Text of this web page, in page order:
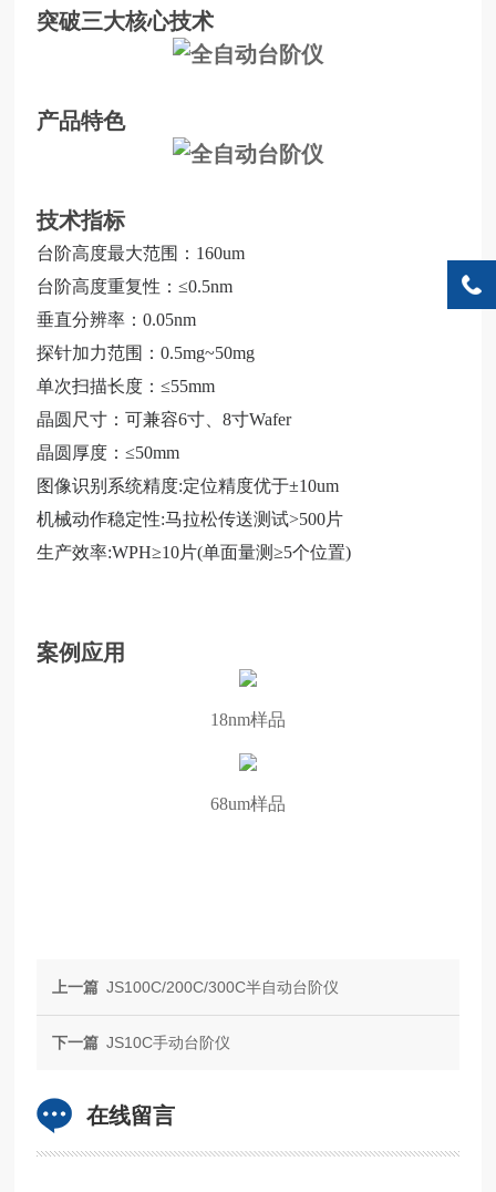
突破三大核心技术
产品特色
技术指标
台阶高度最大范围： 160um
台阶高度重复性：≤0.5nm
垂直分辨率：0.05nm
探针加力范围：0.5mg~50mg
单次扫描长度：≤55mm
晶圆尺寸：可兼容6寸、8寸Wafer
晶圆厚度：≤50mm
图像识别系统精度:定位精度优于±10um
机械动作稳定性:马拉松传送测试>500片
生产效率:WPH≥10片(单面量测≥5个位置)
案例应用
18nm样品
68um样品
上一篇 JS100C/200C/300C半自动台阶仪
下一篇 JS10C手动台阶仪
在线留言